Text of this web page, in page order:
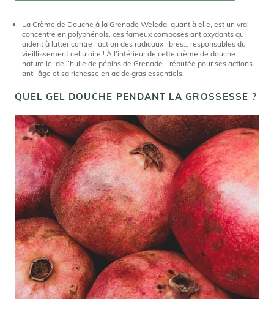
La Crème de Douche à la Grenade Weleda, quant à elle, est un vrai
concentré en polyphénols, ces fameux composés antioxydants qui
aident à lutter contre l’action des radicaux libres… responsables du
vieillissement cellulaire ! À l’intérieur de cette crème de douche
naturelle, de l’huile de pépins de Grenade - réputée pour ses actions
anti-âge et sa richesse en acide gras essentiels.
QUEL GEL DOUCHE PENDANT LA GROSSESSE ?